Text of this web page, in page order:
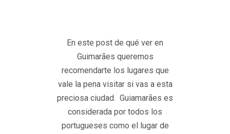
En este post de qué ver en
Guimarães queremos
recomendarte los lugares que
vale la pena visitar si vas a esta
preciosa ciudad. Guiamarães es
considerada por todos los
portugueses como el lugar de